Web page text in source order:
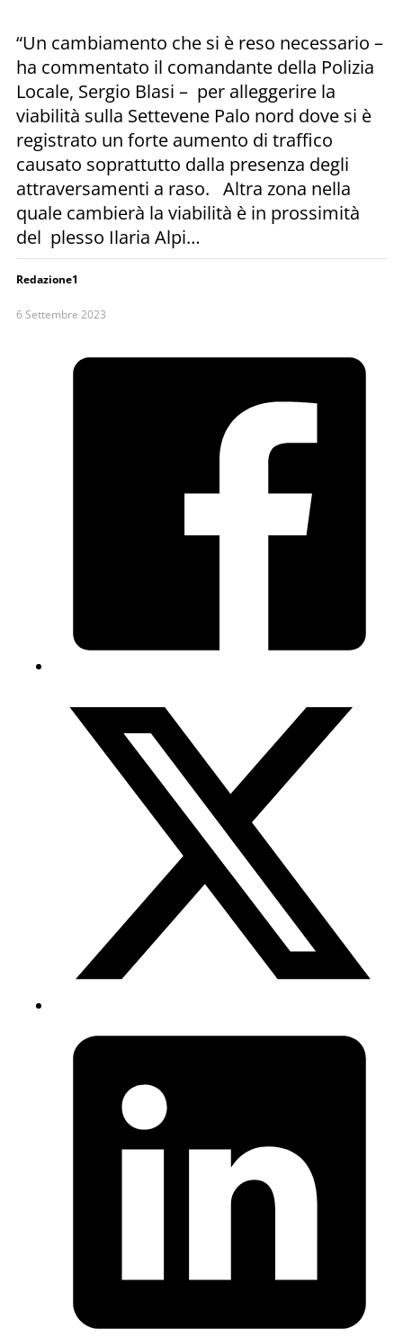
“Un cambiamento che si è reso necessario –
ha commentato il comandante della Polizia
Locale, Sergio Blasi – per alleggerire la
viabilità sulla Settevene Palo nord dove si è
registrato un forte aumento di traffico
causato soprattutto dalla presenza degli
attraversamenti a raso. Altra zona nella
quale cambierà la viabilità è in prossimità
del plesso Ilaria Alpi…
Redazione1
6 Settembre 2023